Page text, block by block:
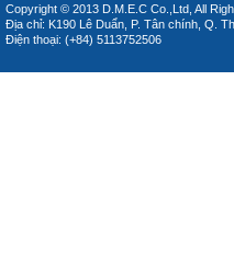
Copyright © 2013 D.M.E.C Co.,Ltd, All
Địa chỉ: K190 Lê Duẩn, P. Tân chính, Q.
Điện thoại: (+84) 5113752506